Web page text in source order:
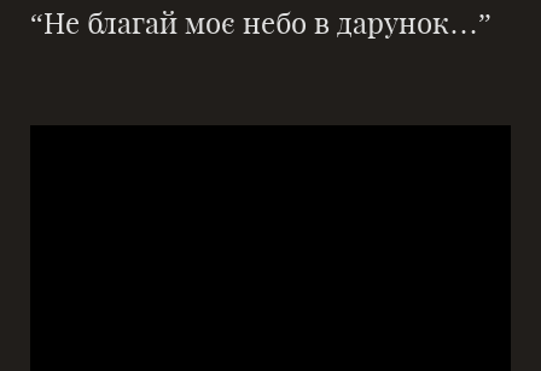
“Не благай моє небо в дарунок…”